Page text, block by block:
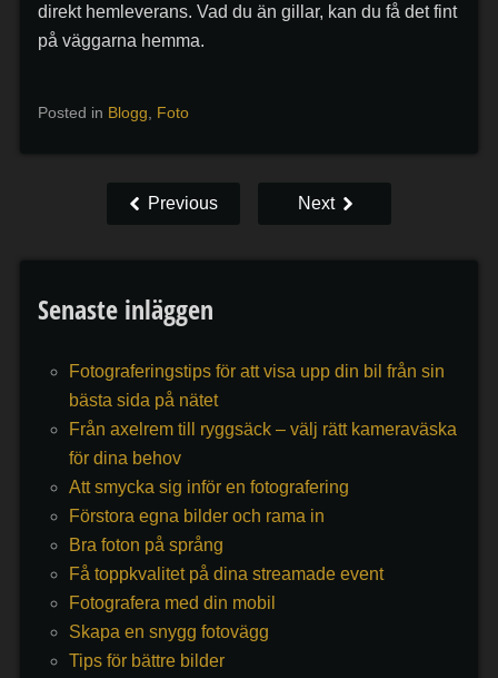
direkt hemleverans. Vad du än gillar, kan du få det fint
på väggarna hemma.
Posted in Blogg Foto
Previous Next
Senaste inläggen
Fotograferingstips för att visa upp din bil från sin
bästa sida på nätet
Från axelrem till ryggsäck – välj rätt kameraväska
för dina behov
Att smycka sig inför en fotografering
Förstora egna bilder och rama in
Bra foton på språng
Få toppkvalitet på dina streamade event
Fotografera med din mobil
Skapa en snygg fotovägg
Tips för bättre bilder